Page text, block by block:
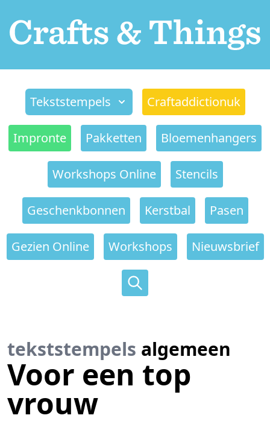
Tekststempels Craftaddictionuk
Impronte Pakketten Bloemenhangers
Workshops Online Stencils
Geschenkbonnen Kerstbal Pasen
Gezien Online Workshops Nieuwsbrief
tekststempels algemeen
Voor een top
vrouw